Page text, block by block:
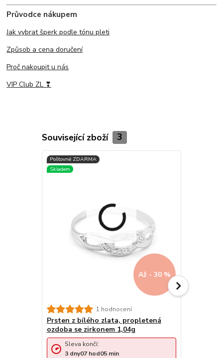
Průvodce nákupem
Jak vybrat šperk podle tónu pleti
Způsob a cena doručení
Proč nakoupit u nás
VIP Club ZL ❣
Související zboží 3
Až - 30 %
1 hodnocení
Prsten z bílého zlata, propletená
ozdoba se zirkonem 1,04g
Sleva končí:
3 dny07 hod05 min